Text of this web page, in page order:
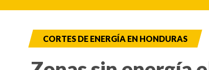
CORTES DE ENERGÍA EN HONDURAS